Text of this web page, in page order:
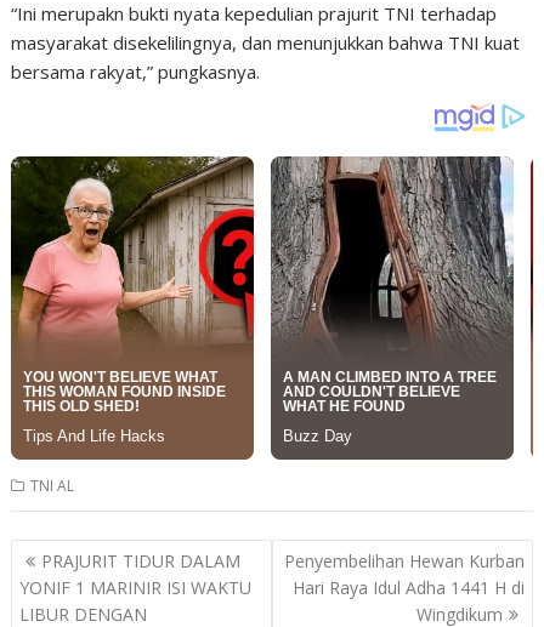
“Ini merupakn bukti nyata kepedulian prajurit TNI terhadap
masyarakat disekelilingnya, dan menunjukkan bahwa TNI kuat
bersama rakyat,” pungkasnya.
TNI AL
Post
navigation
PRAJURIT TIDUR DALAM
YONIF 1 MARINIR ISI WAKTU
LIBUR DENGAN
Penyembelihan Hewan Kurban
Hari Raya Idul Adha 1441 H di
Wingdikum